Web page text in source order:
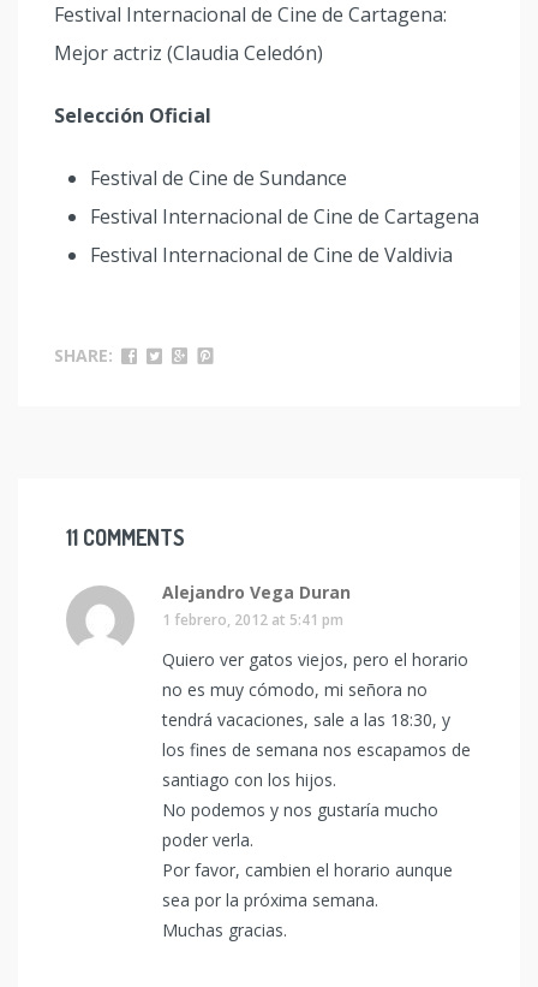
Festival Internacional de Cine de Cartagena:
Mejor actriz (Claudia Celedón)
Selección Oficial
Festival de Cine de Sundance
Festival Internacional de Cine de Cartagena
Festival Internacional de Cine de Valdivia
SHARE:
11 COMMENTS
Alejandro Vega Duran
1 febrero, 2012 at 5:41 pm
Quiero ver gatos viejos, pero el horario
no es muy cómodo, mi señora no
tendrá vacaciones, sale a las 18:30, y
los fines de semana nos escapamos de
santiago con los hijos.
No podemos y nos gustaría mucho
poder verla.
Por favor, cambien el horario aunque
sea por la próxima semana.
Muchas gracias.